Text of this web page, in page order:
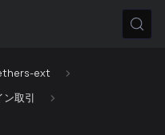
ext
ン取引